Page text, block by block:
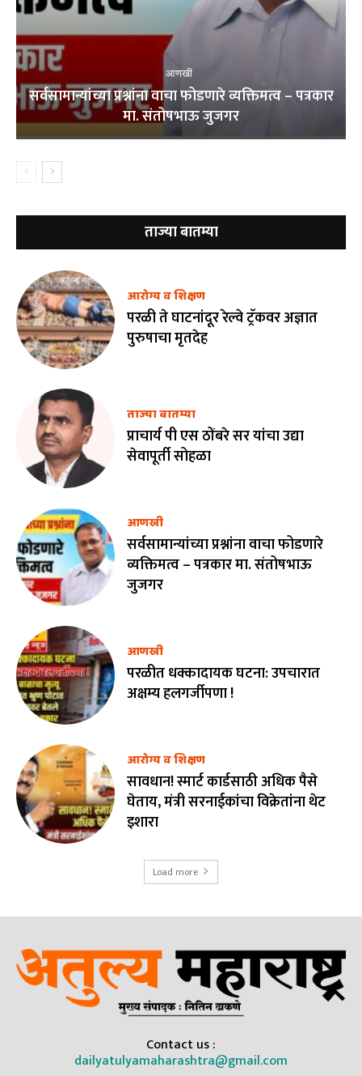
आणखी
सर्वसामान्यांच्या प्रश्नांना वाचा फोडणारे व्यक्तिमत्व – पत्रकार
मा. संतोषभाऊ जुजगर
ताज्या बातम्या
आरोग्य व शिक्षण
परळी ते घाटनांदूर रेल्वे ट्रॅकवर अज्ञात
पुरुषाचा मृतदेह
ताज्या बातम्या
प्राचार्य पी एस ठोंबरे सर यांचा उद्या
सेवापूर्ती सोहळा
आणखी
सर्वसामान्यांच्या प्रश्नांना वाचा फोडणारे
व्यक्तिमत्व – पत्रकार मा. संतोषभाऊ
जुजगर
आणखी
परळीत धक्कादायक घटना: उपचारात
अक्षम्य हलगर्जीपणा !
आरोग्य व शिक्षण
सावधान! स्मार्ट कार्डसाठी अधिक पैसे
घेताय, मंत्री सरनाईकांचा विक्रेतांना थेट
इशारा
Load more
Contact us :
dailyatulyamaharashtra@gmail.com